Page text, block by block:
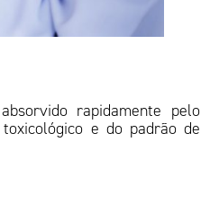
rapidamente pelo
e do padrão de